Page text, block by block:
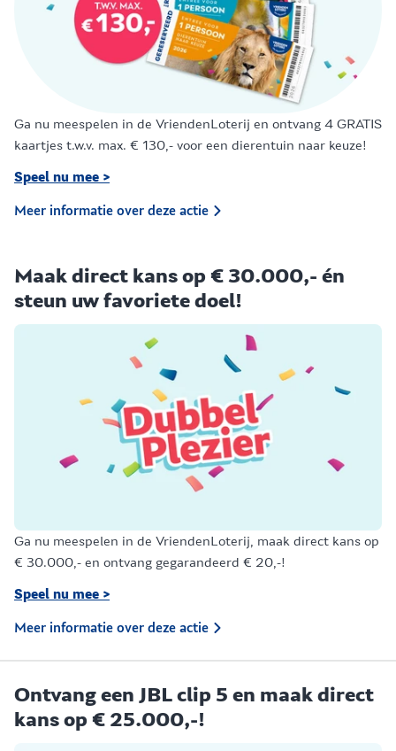
Ga nu meespelen in de VriendenLoterij en ontvang 4 GRATIS
kaartjes t.w.v. max. € 130,- voor een dierentuin naar keuze!
Speel nu mee >
Meer informatie over deze actie
Maak direct kans op € 30.000,- én
steun uw favoriete doel!
Ga nu meespelen in de VriendenLoterij, maak direct kans op
€ 30.000,- en ontvang gegarandeerd € 20,-!
Speel nu mee >
Meer informatie over deze actie
Ontvang een JBL clip 5 en maak direct
kans op € 25.000,-!